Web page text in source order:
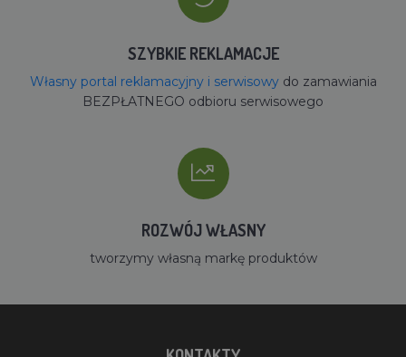
SZYBKIE REKLAMACJE
Własny portal reklamacyjny i serwisowydo zamawiania
BEZPŁATNEGO odbioru serwisowego
ROZWÓJ WŁASNY
tworzymy własną markę produktów